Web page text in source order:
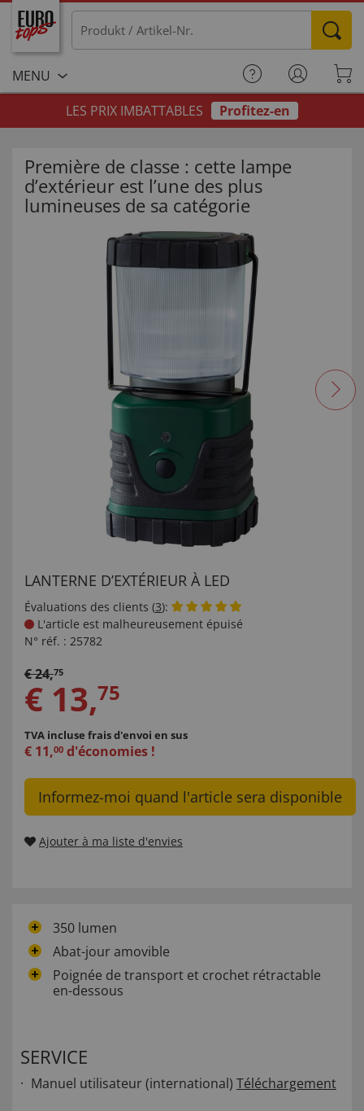
MENU
LES PRIX IMBATTABLES
Profitez-en
Première de classe : cette lampe
d’extérieur est l’une des plus
lumineuses de sa catégorie
LANTERNE D’EXTÉRIEUR À LED
Évaluations des clients (3):
L'article est malheureusement épuisé
N° réf. : 25782
€24,75
€ 13,75
TVA incluse frais d'envoi en sus
€ 11,00 d'économies !
Informez-moi quand l'article sera disponible
Ajouter à ma liste d'envies
350 lumen
Abat-jour amovible
Poignée de transport et crochet rétractable
en-dessous
SERVICE
Manuel utilisateur (international) Téléchargement